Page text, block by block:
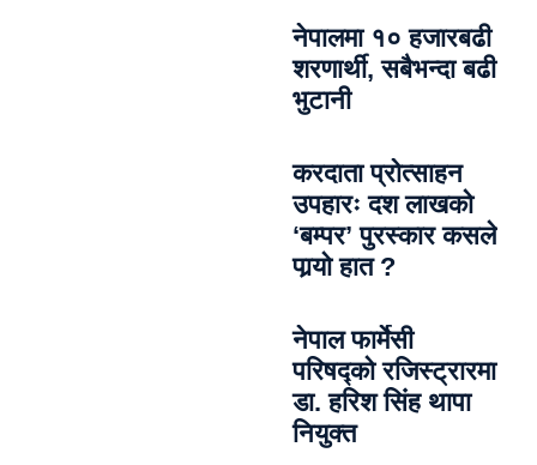
नेपालमा १० हजारबढी
शरणार्थी, सबैभन्दा बढी
भुटानी
करदाता प्रोत्साहन
उपहारः दश लाखको
‘बम्पर’ पुरस्कार कसले
पार्‍याे हात ?
नेपाल फार्मेसी
परिषद्को रजिस्ट्रारमा
डा. हरिश सिंह थापा
नियुक्त